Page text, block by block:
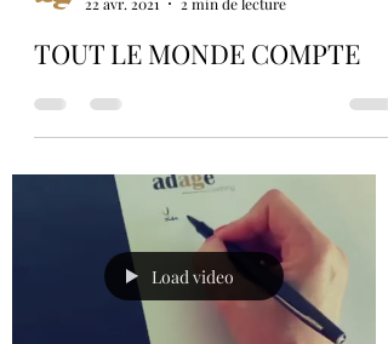
22 avr. 2021
2 min de lecture
TOUT LE MONDE COMPTE
Load video